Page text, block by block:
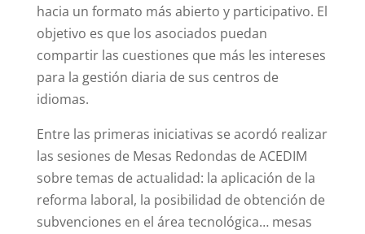
hacia un formato más abierto y participativo. El
objetivo es que los asociados puedan
compartir las cuestiones que más les intereses
para la gestión diaria de sus centros de
idiomas.
Entre las primeras iniciativas se acordó realizar
las sesiones de Mesas Redondas de ACEDIM
sobre temas de actualidad: la aplicación de la
reforma laboral, la posibilidad de obtención de
subvenciones en el área tecnológica… mesas